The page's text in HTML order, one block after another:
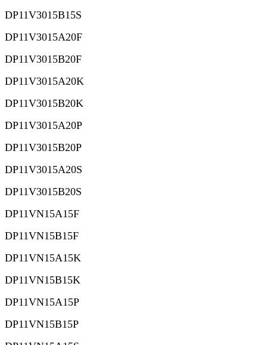
DP11V3015B15S
DP11V3015A20F
DP11V3015B20F
DP11V3015A20K
DP11V3015B20K
DP11V3015A20P
DP11V3015B20P
DP11V3015A20S
DP11V3015B20S
DP11VN15A15F
DP11VN15B15F
DP11VN15A15K
DP11VN15B15K
DP11VN15A15P
DP11VN15B15P